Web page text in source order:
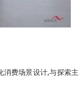
消费场景设计,与探索主